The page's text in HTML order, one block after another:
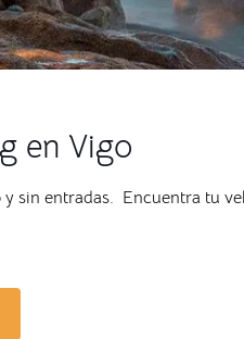
en Vigo
sin entradas. Encuentra tu